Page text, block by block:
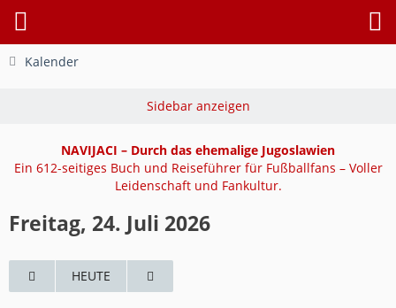
Kalender
NAVIJACI – Durch das ehemalige Jugoslawien
Ein 612-seitiges Buch und Reiseführer für Fußballfans – Voller
Leidenschaft und Fankultur.
Freitag, 24. Juli 2026
HEUTE